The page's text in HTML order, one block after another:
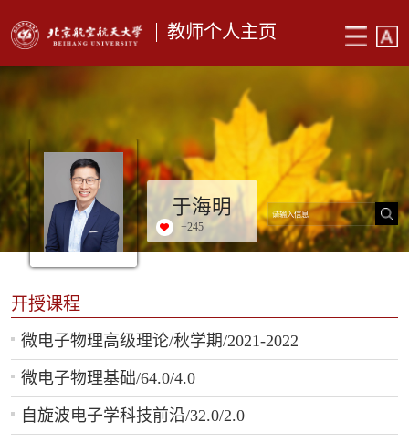
教师个人主页
于海明
+245
开授课程
微电子物理高级理论/秋学期/2021-2022
微电子物理基础/64.0/4.0
自旋波电子学科技前沿/32.0/2.0